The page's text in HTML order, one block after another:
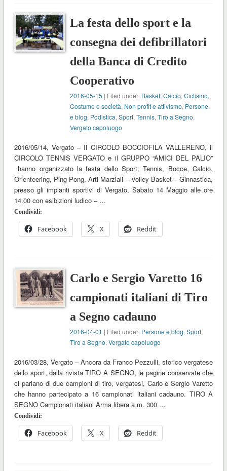
La festa dello sport e la
consegna dei defibrillatori
della Banca di Credito
Cooperativo
2016-05-15 | Filed under: Basket,Calcio,Ciclismo,
Costume e società, Non profit e attivismo, Persone
e blog, Podistica,Sport,Tennis,Tiro a Segno,
Vergato capoluogo
2016/05/14, Vergato – Il CIRCOLO BOCCIOFILA VALLERENO, il
CIRCOLO TENNIS VERGATO e il GRUPPO “AMICI DEL PALIO”
hanno organizzato la festa dello Sport; Tennis, Bocce, Calcio,
Orienteering, Ping Pong, Arti Marziali – Volley Basket – Ginnastica,
presso gli impianti sportivi di Vergato, Sabato 14 Maggio alle ore
14.00 con esibizioni ludico – …
Condividi:
Facebook X Reddit
Carlo e Sergio Varetto 16
campionati italiani di Tiro
a Segno cadauno
2016-04-01 | Filed under: Persone e blog,Sport,
Tiro a Segno,Vergato capoluogo
2016/03/28, Vergato – Ancora da Franco Pezzulli, storico vergatese
dello sport, dalla rivista TIRO A SEGNO, le pagine conservate che
ci parlano di due campioni di tiro, vergatesi, Carlo e Sergio Varetto
che hanno partecipato a 16 campionati italiani cadauno. TIRO A
SEGNO Campionati italiani Arma libera a m. 300 …
Condividi:
Facebook X Reddit